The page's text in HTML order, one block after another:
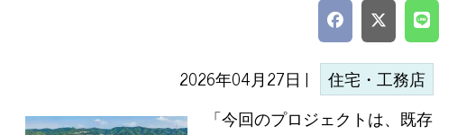
2026年04月27日 | 住宅・工務店
「今回のプロジェクトは、既存